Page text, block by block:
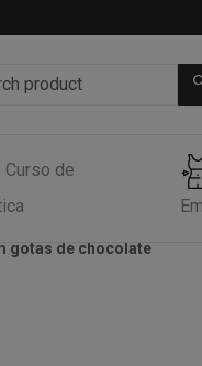
Curso de
gotas de chocolate